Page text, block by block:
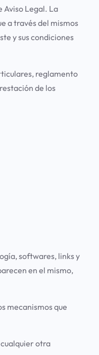
Aviso Legal. La
a través del mismos
y sus condiciones
reglamento
de los
softwares, links y
en el mismo,
mecanismos que
otra